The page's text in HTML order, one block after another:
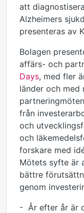
att
Alzheimers
presenteras av
Bolagen
affärs- och
Days, med fler
länder och med
från
och
och
forskare med
Mötets syfte är
bättre
genom
- År efter år är